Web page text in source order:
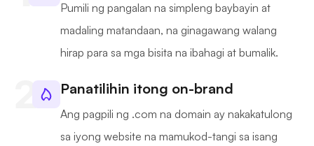
Pumili ng pangalan na simpleng baybayin at
madaling matandaan, na ginagawang walang
hirap para sa mga bisita na ibahagi at bumalik.
Panatilihin itong on-brand
Ang pagpili ng .com na domain ay nakakatulong
sa iyong website na mamukod-tangi sa isang